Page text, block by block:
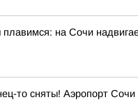
на Сочи
то сняты! Аэропорт